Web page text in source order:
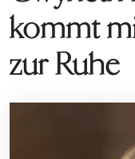
kommt
zur Ruhe